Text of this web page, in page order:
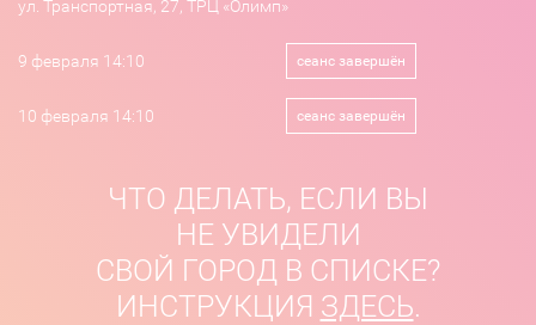
ул. Транспортная, 27, ТРЦ «Олимп»
9 февраля 14:10 сеанс завершён
10 февраля 14:10 сеанс завершён
ЧТО ДЕЛАТЬ, ЕСЛИ ВЫ
НЕ УВИДЕЛИ
СВОЙ ГОРОД В СПИСКЕ?
ИНСТРУКЦИЯ ЗДЕСЬ.